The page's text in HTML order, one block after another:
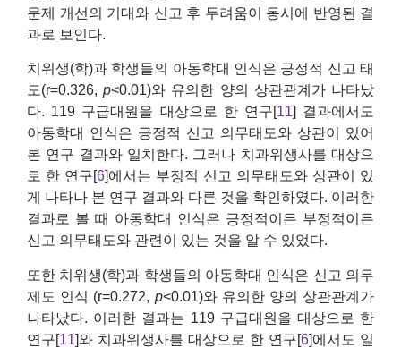
문제 개선의 기대와 신고 후 두려움이 동시에 반영된 결
과로 보인다.
치위생(학)과 학생들의 아동학대 인식은 긍정적 신고 태
도(r=0.326,p<0.01)와 유의한 양의 상관관계가 나타났
다. 119 구급대원을 대상으로 한 연구[11] 결과에서도
아동학대 인식은 긍정적 신고 의무태도와 상관이 있어
본 연구 결과와 일치한다. 그러나 치과위생사를 대상으
로 한 연구[6]에서는 부정적 신고 의무태도와 상관이 있
게 나타나 본 연구 결과와 다른 것을 확인하였다. 이러한
결과로 볼 때 아동학대 인식은 긍정적이든 부정적이든
신고 의무태도와 관련이 있는 것을 알 수 있었다.
또한 치위생(학)과 학생들의 아동학대 인식은 신고 의무
제도 인식 (r=0.272, p<0.01)와 유의한 양의 상관관계가
나타났다. 이러한 결과는 119 구급대원을 대상으로 한
연구[11]와 치과위생사를 대상으로 한 연구[6]에서도 일